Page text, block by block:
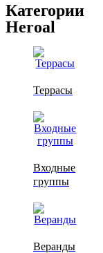
Категории
Heroal
Террасы
Входные
группы
Веранды